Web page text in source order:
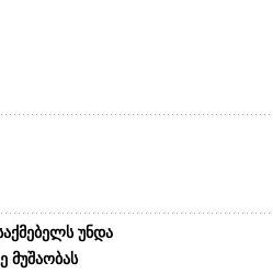
უნდა
მუშაობას